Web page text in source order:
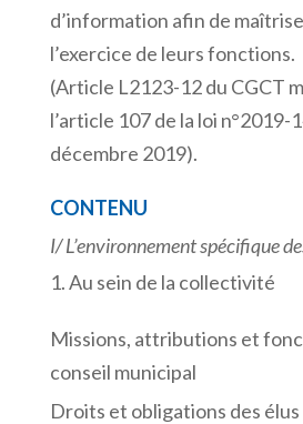
d’information afin de
l’exercice de leurs fonctions.
(Article L2123-12 du CGCT
l’article 107 de la loi n°2019-
décembre 2019).
CONTENU
I/L’environnementspécifique
Au sein de la collectivité
Missions, attributions et
conseil municipal
Droits et obligations des